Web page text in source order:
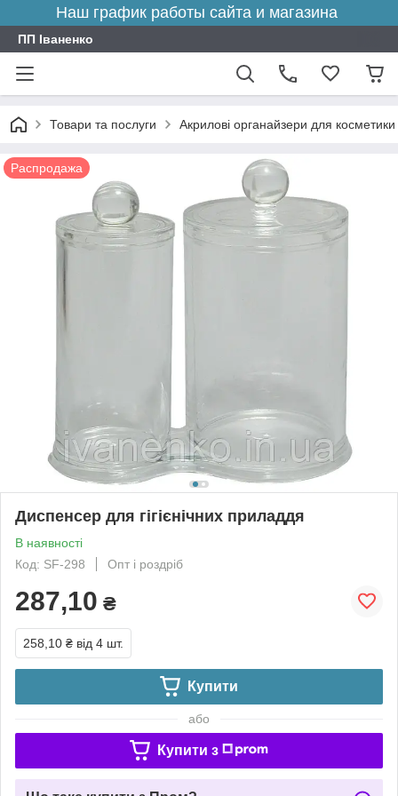
Наш график работы сайта и магазина
ПП Іваненко
Товари та послуги Акрилові органайзери для косметики
Распродажа
Диспенсер для гігієнічних приладдя
В наявності
Код: SF-298
Опт і роздріб
287,10 ₴
258,10 ₴ від 4 шт.
Купити
або
Купити з